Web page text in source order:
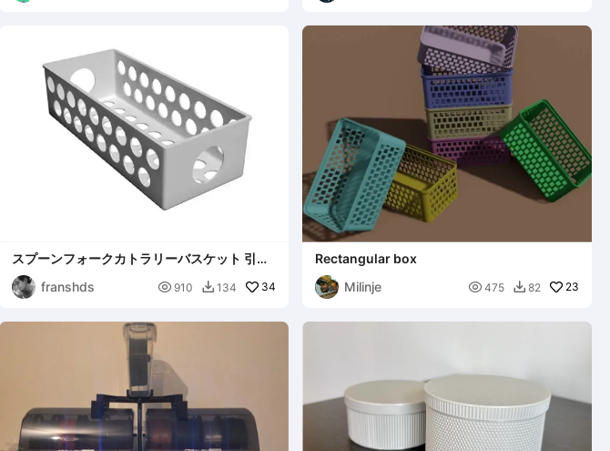
スプーンフォークカトラリーバスケット 引き
出し用 D190 x W80 x H60 mm 36g
franshds
 910  134 34
Rectangular box
Milinje
 475  82 23